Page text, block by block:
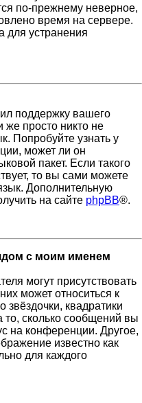
по-прежнему неверное,
время на сервере.
для устранения
поддержку вашего
же просто никто не
Попробуйте узнать у
может ли он
пакет. Если такого
то вы сами можете
Дополнительную
на сайте phpBB®.
с моим именем
могут присутствовать
может относиться к
квадратики
сколько сообщений вы
на конференции. Другое,
известно как
для каждого